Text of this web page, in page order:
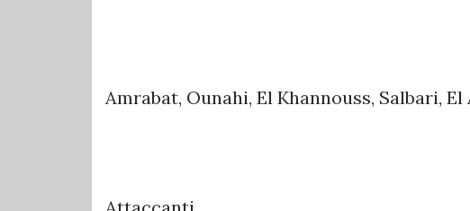
Amrabat, Ounahi, El Khannouss, Salbari,